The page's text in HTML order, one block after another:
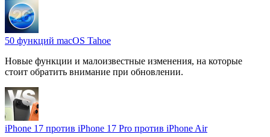
50 функций macOS Tahoe
Новые функции и малоизвестные изменения, на которые
стоит обратить внимание при обновлении.
iPhone 17 против iPhone 17 Pro против iPhone Air